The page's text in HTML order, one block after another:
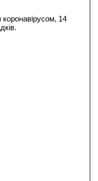
14